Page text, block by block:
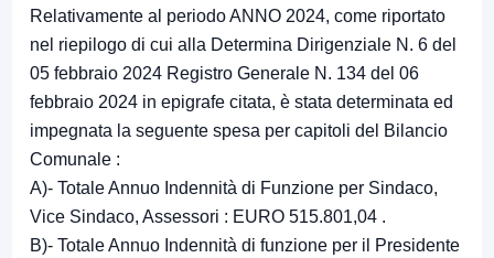
Relativamente al periodo ANNO 2024, come riportato
nel riepilogo di cui alla Determina Dirigenziale N. 6 del
05 febbraio 2024 Registro Generale N. 134 del 06
febbraio 2024 in epigrafe citata, è stata determinata ed
impegnata la seguente spesa per capitoli del Bilancio
Comunale :
A)- Totale Annuo Indennità di Funzione per Sindaco,
Vice Sindaco, Assessori : EURO 515.801,04 .
B)- Totale Annuo Indennità di funzione per il Presidente